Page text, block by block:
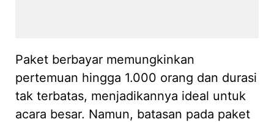
Paket berbayar memungkinkan
pertemuan hingga 1.000 orang dan durasi
tak terbatas, menjadikannya ideal untuk
acara besar. Namun, batasan pada paket